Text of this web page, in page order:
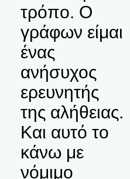
τρόπο. Ο
γράφων είμαι
ένας
ανήσυχος
ερευνητής
της αλήθειας.
Και αυτό το
κάνω με
νόμιμο